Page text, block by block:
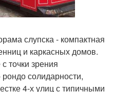
слупска - компактная
и каркасных домов.
точки зрения
солидарности,
4-х улиц с типичными